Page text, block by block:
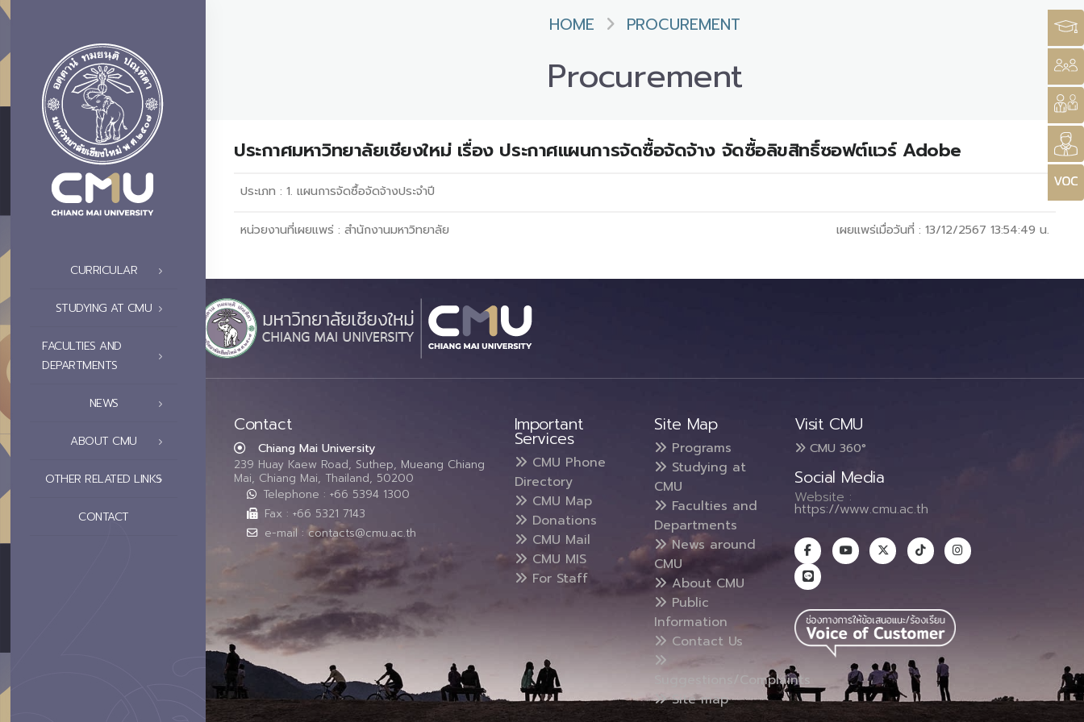
CURRICULAR
STUDYING AT CMU
FACULTIES AND
DEPARTMENTS
NEWS
ABOUT CMU
OTHER RELATED LINKS
CONTACT
HOME PROCUREMENT
Procurement
ประกาศมหาวิทยาลัยเชียงใหม่ เรื่อง ประกาศแผนการจัดซื้อจัดจ้าง จัดซื้อลิขสิทธิ์ซอฟต์แวร์ Adobe
ประเภท : 1. แผนการจัดซื้อจัดจ้างประจำปี
หน่วยงานที่เผยแพร่ : สำนักงานมหาวิทยาลัย เผยแพร่เมื่อวันที่ : 13/12/2567 13:54:49 น.
Contact
Chiang Mai University
239 Huay Kaew Road, Suthep, Mueang Chiang
Mai, Chiang Mai, Thailand, 50200
Telephone : +66 5394 1300
Fax : +66 5321 7143
e-mail : contacts@cmu.ac.th
Important
Services
CMU Phone
Directory
CMU Map
Donations
CMU Mail
CMU MIS
For Staff
Site Map
Programs
Studying at
CMU
Faculties and
Departments
News around
CMU
About CMU
Public
Information
Contact Us
Suggestions/Complaints
Site map
Visit CMU
CMU 360°
Social Media
Website :
https://www.cmu.ac.th